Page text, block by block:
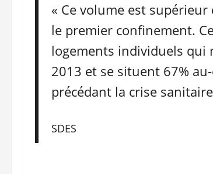
« Ce volume est
le premier confinement.
logements individuels qui
2013 et se situent 67%
précédant la crise
SDES